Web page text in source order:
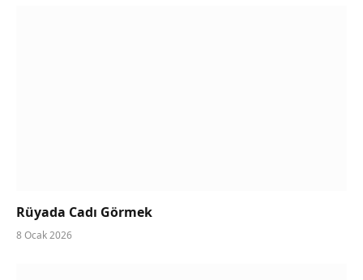
Rüyada Cadı Görmek
8 Ocak 2026